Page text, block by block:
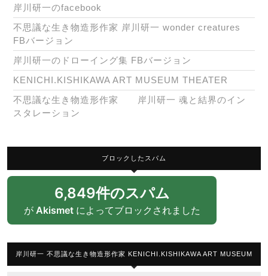
岸川研一のfacebook
不思議な生き物造形作家 岸川研一 wonder creatures
FBバージョン
岸川研一のドローイング集 FBバージョン
KENICHI.KISHIKAWA ART MUSEUM THEATER
不思議な生き物造形作家 岸川研一 魂と結界のイン
スタレーション
ブロックしたスパム
6,849件のスパム
が Akismetによってブロックされました
岸川研一 不思議な生き物造形作家 KENICHI.KISHIKAWA ART MUSEUM